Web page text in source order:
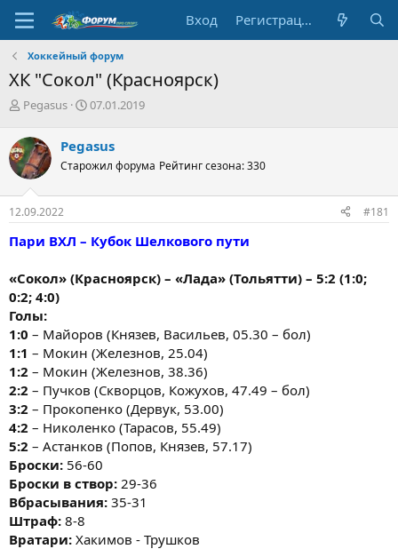
Вход Регистрация
Хоккейный форум
ХК "Сокол" (Красноярск)
А
т
о
р
т
е
м
Pegasus
Д
а
н
ч
а
07.01.2019
Pegasus
Старожил форума Рейтинг сезона: 330
12.09.2022 #181
Пари ВХЛ – Кубок Шелкового пути
«Сокол» (Красноярск) – «Лада» (Тольятти) – 5:2 (1:0;
0:2; 4:0)
Голы:
1:0 – Майоров (Князев, Васильев, 05.30 – бол)
1:1 – Мокин (Железнов, 25.04)
1:2 – Мокин (Железнов, 38.36)
2:2 – Пучков (Скворцов, Кожухов, 47.49 – бол)
3:2 – Прокопенко (Дервук, 53.00)
4:2 – Николенко (Тарасов, 55.49)
5:2 – Астанков (Попов, Князев, 57.17)
Броски: 56-60
Броски в створ: 29-36
Вбрасывания: 35-31
Штраф: 8-8
Вратари: Хакимов - Трушков